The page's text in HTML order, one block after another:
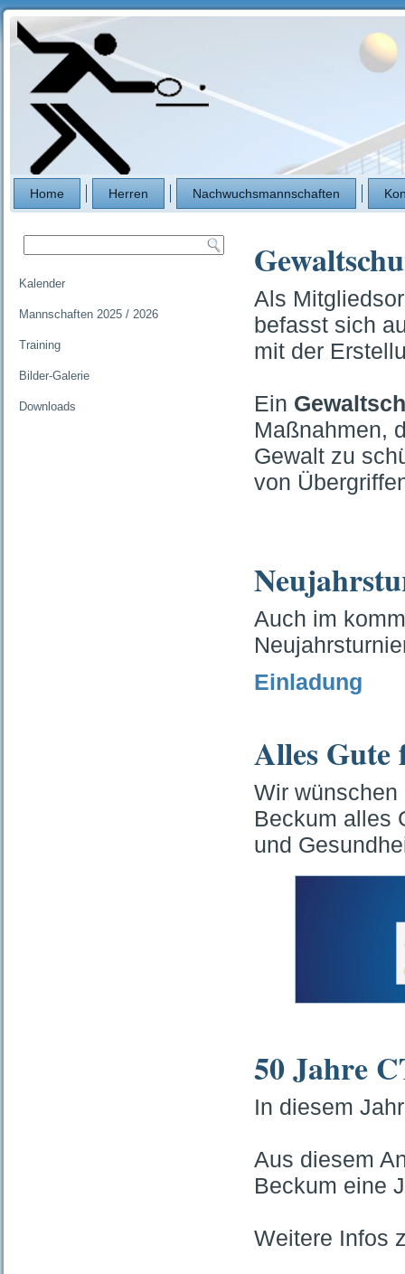
Home Herren Nachwuchsmannschaften
Kalender
Mannschaften 2025 / 2026
Training
Bilder-Galerie
Downloads
Als
befasst sich
mit der
Ein
Maßnahmen,
Gewalt zu
von
Auch im
Einladung
Alles Gute
Wir wünschen
Beckum alles
und
50 Jahre
In diesem
Aus diesem
Beckum eine
Weitere Infos